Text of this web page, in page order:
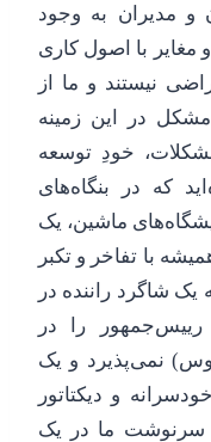
و مدیران به‌ وجود
با اصول کاری
نیستند و ما از
در این زمینه
خودِ توسعه
که در بنگاه‌های
ماشین، یک
با تفاخر و تکبر
شاگرد راننده در
را در
نمی‌پذیرد و یک
و دیکتاتور
سرنوشت ما در یک